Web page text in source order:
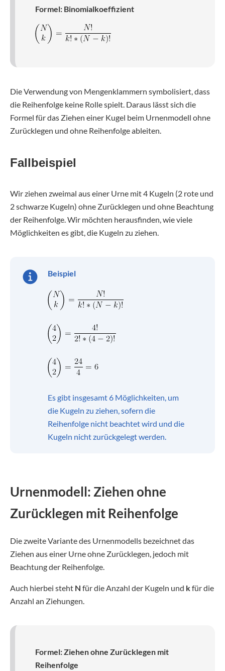
Formel: Binomialkoeffizient
Die Verwendung von Mengenklammern symbolisiert, dass
die Reihenfolge keine Rolle spielt. Daraus lässt sich die
Formel für das Ziehen einer Kugel beim Urnenmodell ohne
Zurücklegen und ohne Reihenfolge ableiten.
Fallbeispiel
Wir ziehen zweimal aus einer Urne mit 4 Kugeln (2 rote und
2 schwarze Kugeln) ohne Zurücklegen und ohne Beachtung
der Reihenfolge. Wir möchten herausfinden, wie viele
Möglichkeiten es gibt, die Kugeln zu ziehen.
Beispiel
Es gibt insgesamt 6 Möglichkeiten, um
die Kugeln zu ziehen, sofern die
Reihenfolge nicht beachtet wird und die
Kugeln nicht zurückgelegt werden.
Urnenmodell: Ziehen ohne
Zurücklegen mit Reihenfolge
Die zweite Variante des Urnenmodells bezeichnet das
Ziehen aus einer Urne ohne Zurücklegen, jedoch mit
Beachtung der Reihenfolge.
Auch hierbei steht N für die Anzahl der Kugeln und kfür die
Anzahl an Ziehungen.
Formel: Ziehen ohne Zurücklegen mit
Reihenfolge